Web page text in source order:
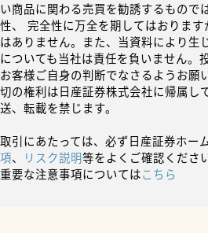
い商品に関わる売買を勧誘するもので
性、 完全性に万全を期してはおりま
はありません。また、当資料により生
についても当社は責任を負いません。
お客様ご自身の判断でなさるようお願
切の権利は日産証券株式会社に帰属し
送、転載を禁じます。
取引にあたっては、必ず日産証券ホー
項、 リスク説明等をよくご確認くださ
重要な注意事項についてはこちら